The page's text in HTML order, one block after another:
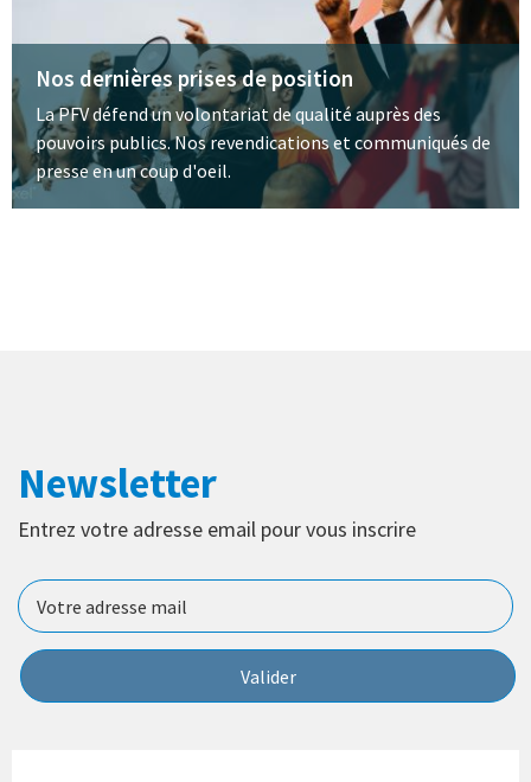
Nos dernières prises de position
La PFV défend un volontariat de qualité auprès des
pouvoirs publics. Nos revendications et communiqués de
presse en un coup d'oeil.
Newsletter
Entrez votre adresse email pour vous inscrire
Valider